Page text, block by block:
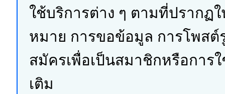
ใช้บริการต่าง ๆ ตามที่ปรากฏ
หมาย การขอข้อมูล การโพสต์
สมัครเพื่อเป็นสมาชิกหรือการ
เติม